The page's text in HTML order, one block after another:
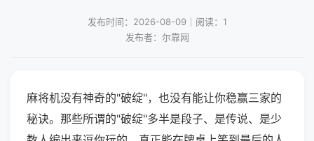
发布时间：2026-08-09｜阅读：1
发布者：尔靠网
麻将机没有神奇的"破绽"，也没有能让你稳赢三家的
秘诀。那些所谓的"破绽"多半是段子、是传说、是少